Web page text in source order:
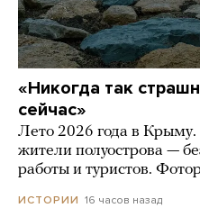
«Никогда так
сейчас»
Лето 2026 года в
жители полуострова —
работы и туристов.
ИСТОРИИ 16 часов назад